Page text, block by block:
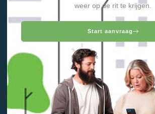
weer op de rit te krijgen.
Start aanvraag